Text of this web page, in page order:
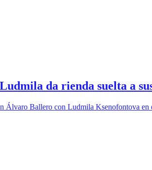
da rienda suelta a
Álvaro Ballero con Ludmila Ksenofontova